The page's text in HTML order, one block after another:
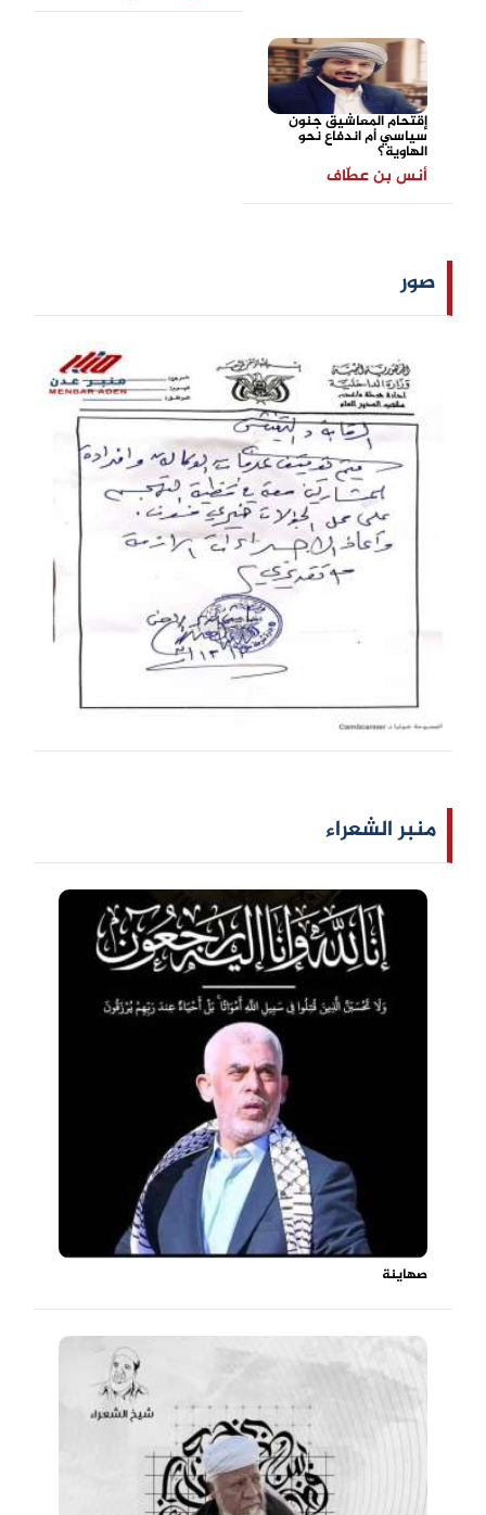
إقتحام المعاشيق جنون
سياسي أم اندفاع نحو
الهاوية؟
أنس بن عطّاف
صور
منبر الشعراء
صهاينة